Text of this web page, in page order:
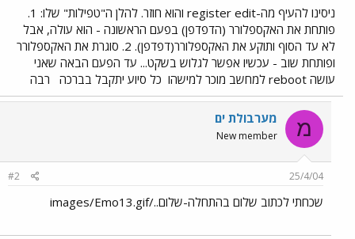
ניסינו להעיף מה-register edit והוא חוזר. להלן ה"טפילות" שלו: 1.
פותחת את האקספלורר (הדפדפן) בפעם הראשונה - הוא עולה, אבל
לא עד הסוף ותוקע את האקספלורר(דפדפן). 2. סוגרת את האקספלורר
ופותחת שוב - עכשיו אפשר לגלוש בשקט... עד הפעם הבאה שאני
עושה reboot למחשב מוכר למישהו
כל סיוע יתקבל בברכה רבה
מ מערבולת ים
New member
25/4/04
#2
שכחתי לכתוב שלום בהתחלה-שלום../images/Emo13.gif